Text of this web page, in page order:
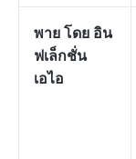
พาย โดย อิน
ฟเล็กชั่น
เอไอ